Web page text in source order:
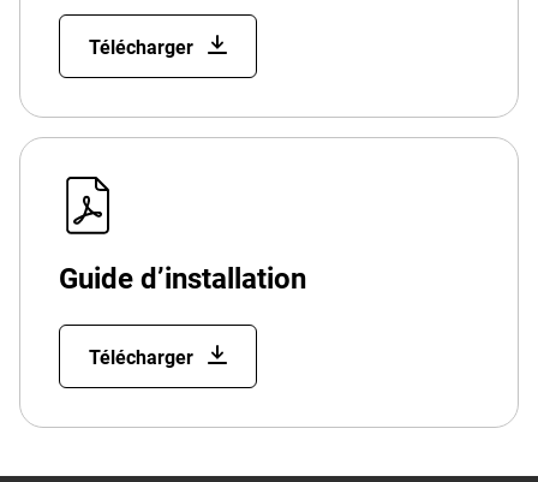
Télécharger
Guide d’installation
Télécharger